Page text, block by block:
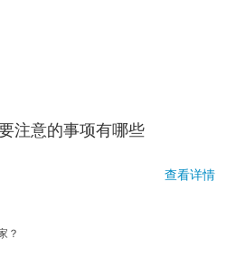
注意的事项有哪些
查看详情